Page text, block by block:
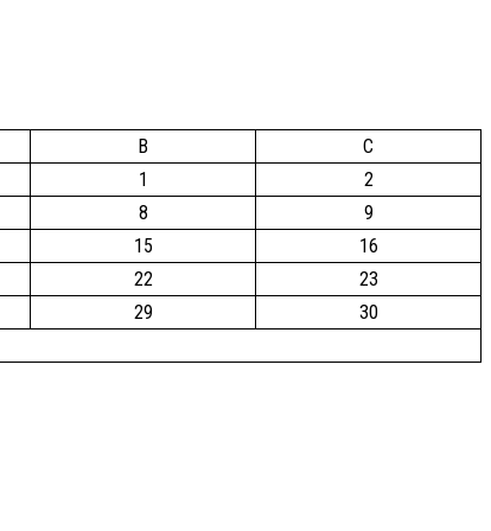
B
C
1
2
8
9
15
16
22
23
29
30